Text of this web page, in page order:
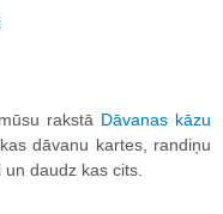
rakstā Dāvanas kāzu
dāvanu kartes, randiņu
daudz kas cits.